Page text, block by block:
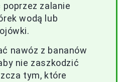
zalanie
wodą lub
nawóz z bananów
nie zaszkodzić
tym, które